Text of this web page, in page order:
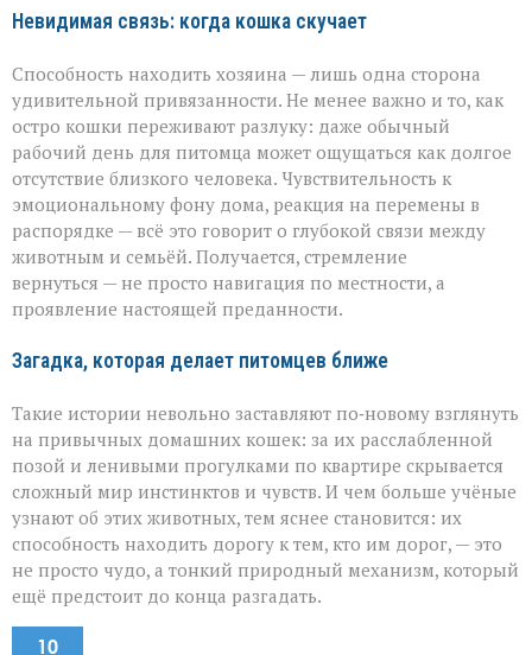
Невидимая связь: когда кошка скучает
Способность находить хозяина — лишь одна сторона
удивительной привязанности. Не менее важно и то, как
остро кошки переживают разлуку: даже обычный
рабочий день для питомца может ощущаться как долгое
отсутствие близкого человека. Чувствительность к
эмоциональному фону дома, реакция на перемены в
распорядке — всё это говорит о глубокой связи между
животным и семьёй. Получается, стремление
вернуться — не просто навигация по местности, а
проявление настоящей преданности.
Загадка, которая делает питомцев ближе
Такие истории невольно заставляют по‑новому взглянуть
на привычных домашних кошек: за их расслабленной
позой и ленивыми прогулками по квартире скрывается
сложный мир инстинктов и чувств. И чем больше учёные
узнают об этих животных, тем яснее становится: их
способность находить дорогу к тем, кто им дорог, — это
не просто чудо, а тонкий природный механизм, который
ещё предстоит до конца разгадать.
10